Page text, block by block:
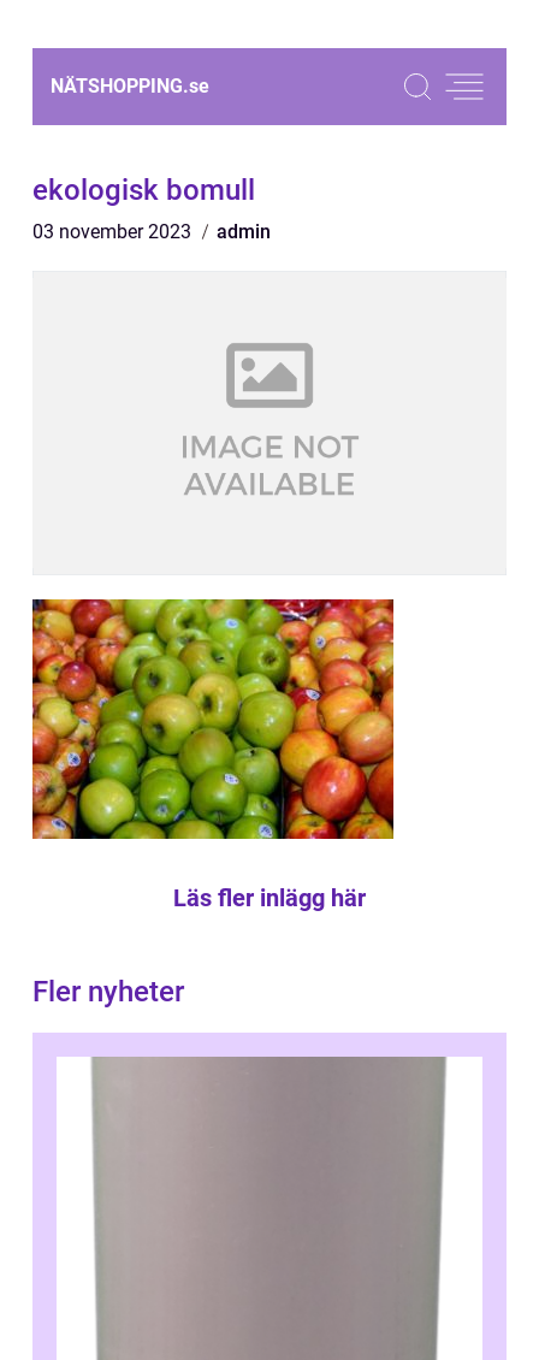
NÄTSHOPPING.se
ekologisk bomull
03 november 2023 admin
Läs fler inlägg här
Fler nyheter